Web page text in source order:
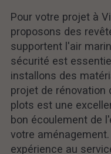
Pour votre projet à
proposons des
supportent l'air
sécurité est
installons des
projet de rénovation
plots est une
bon écoulement de
votre
expérience au